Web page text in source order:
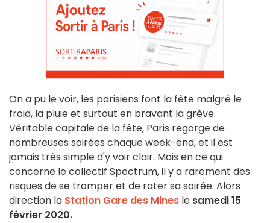
On a pu le voir, les parisiens font la fête malgré le
froid, la pluie et surtout en bravant la grève.
Véritable capitale de la fête, Paris regorge de
nombreuses soirées chaque week-end, et il est
jamais très simple d'y voir clair. Mais en ce qui
concerne le collectif Spectrum, il y a rarement des
risques de se tromper et de rater sa soirée. Alors
direction la Station Gare des Mines le samedi 15
février 2020.